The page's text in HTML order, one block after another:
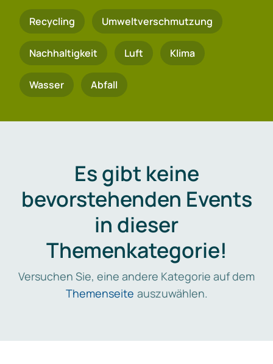
Recycling Umweltverschmutzung
Nachhaltigkeit Luft Klima
Wasser Abfall
Es gibt keine
bevorstehenden Events
in dieser
Themenkategorie!
Versuchen Sie, eine andere Kategorie auf dem
Themenseite auszuwählen.